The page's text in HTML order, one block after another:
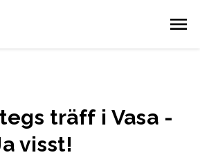
träff i Vasa -
visst!